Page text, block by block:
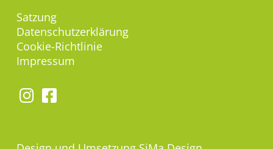
Satzung
Datenschutzerklärung
Cookie-Richtlinie
Impressum